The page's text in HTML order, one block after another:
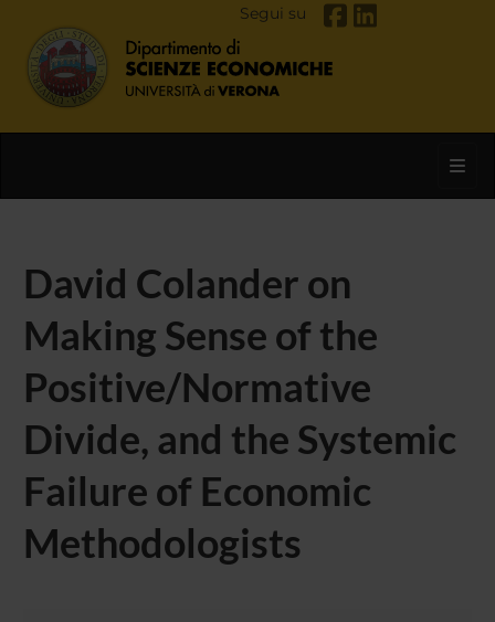
Segui su
David Colander on
Making Sense of the
Positive/Normative
Divide, and the Systemic
Failure of Economic
Methodologists